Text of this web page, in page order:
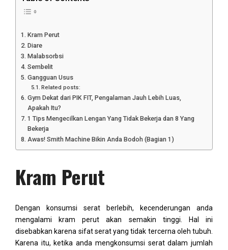
Kram Perut
Diare
Malabsorbsi
Sembelit
Gangguan Usus
Related posts:
Gym Dekat dari PIK FIT, Pengalaman Jauh Lebih Luas,
Apakah Itu?
1 Tips Mengecilkan Lengan Yang Tidak Bekerja dan 8 Yang
Bekerja
Awas! Smith Machine Bikin Anda Bodoh (Bagian 1)
Kram Perut
Dengan konsumsi serat berlebih, kecenderungan anda
mengalami kram perut akan semakin tinggi. Hal ini
disebabkan karena sifat serat yang tidak tercerna oleh tubuh.
Karena itu, ketika anda mengkonsumsi serat dalam jumlah